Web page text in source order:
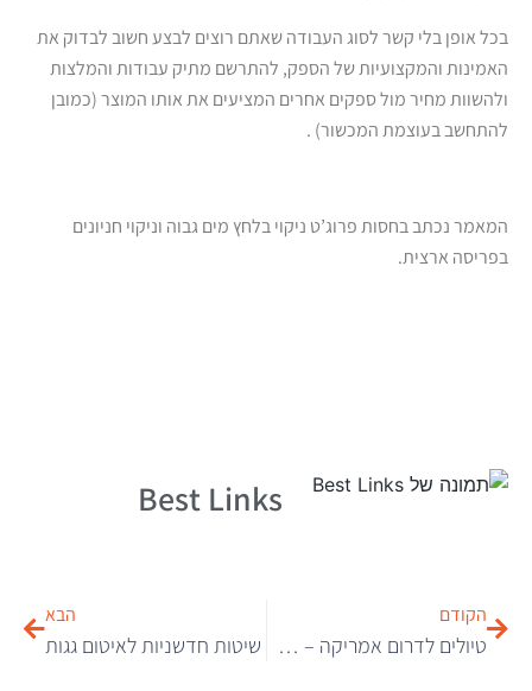
בכל אופן בלי קשר לסוג העבודה שאתם רוצים לבצע חשוב לבדוק את
האמינות והמקצועיות של הספק, להתרשם מתיק עבודות והמלצות
ולהשוות מחיר מול ספקים אחרים המציעים את אותו המוצר (כמובן
להתחשב בעוצמת המכשור) .
המאמר נכתב בחסות פרוג’ט ניקוי בלחץ מים גבוה וניקוי חניונים
בפריסה ארצית.
Best Links
הקודם
טיולים לדרום אמריקה – היעדים הכי כדאיים
הבא
שיטות חדשניות לאיטום גגות